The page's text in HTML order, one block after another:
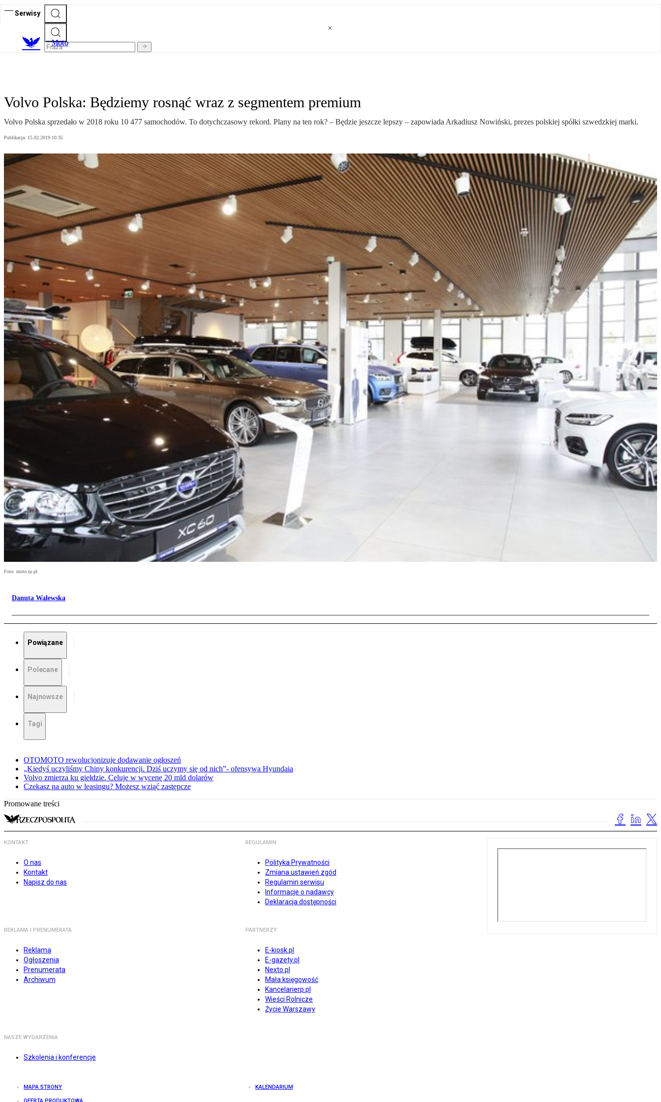
Serwisy
Moto
Volvo Polska: Będziemy rosnąć wraz z segmentem premium
Volvo Polska sprzedało w 2018 roku 10 477 samochodów. To dotychczasowy rekord. Plany na ten rok? – Będzie jeszcze lepszy – zapowiada Arkadiusz Nowiński, prezes polskiej spółki szwedzkiej marki.
Publikacja: 15.02.2019 10:35
Foto: moto.rp.pl
Danuta Walewska
Powiązane
Polecane
Najnowsze
Tagi
OTOMOTO rewolucjonizuje dodawanie ogłoszeń
„Kiedyś uczyliśmy Chiny konkurencji. Dziś uczymy się od nich”- ofensywa Hyundaia
Volvo zmierza ku giełdzie. Celuje w wycenę 20 mld dolarów
Czekasz na auto w leasingu? Możesz wziąć zastępcze
Promowane treści
KONTAKT
O nas
Kontakt
Napisz do nas
REGULAMIN
Polityka Prywatności
Zmiana ustawień zgód
Regulamin serwisu
Informacje o nadawcy
Deklaracja dostępności
REKLAMA I PRENUMERATA
Reklama
Ogłoszenia
Prenumerata
Archiwum
PARTNERZY
E-kiosk.pl
E-gazety.pl
Nexto.pl
Mała księgowość
Kancelarierp.pl
Wieści Rolnicze
Życie Warszawy
NASZE WYDARZENIA
Szkolenia i konferencje
MAPA STRONY KALENDARIUM